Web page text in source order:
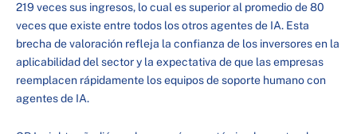
219 veces sus ingresos, lo cual es superior al promedio de 80
veces que existe entre todos los otros agentes de IA. Esta
brecha de valoración refleja la confianza de los inversores en la
aplicabilidad del sector y la expectativa de que las empresas
reemplacen rápidamente los equipos de soporte humano con
agentes de IA.